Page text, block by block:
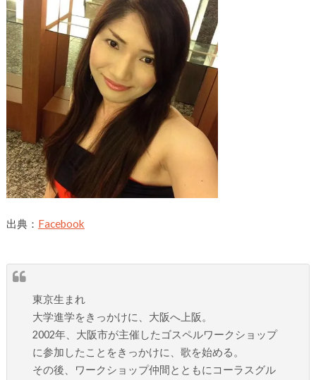
出典： Facebook
東京生まれ
大学進学をきっかけに、大阪へ上阪。
2002年、大阪市が主催したゴスペルワークショップ
に参加したことをきっかけに、歌を始める。
その後、ワークショップ仲間とともにコーラスグル